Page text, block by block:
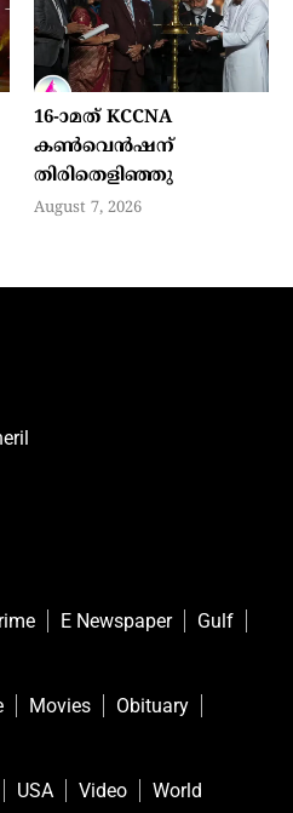
16-ാമത് KCCNA
കൺവെൻഷന്
തിരിതെളിഞ്ഞു
August 7, 2026
E Newspaper
Gulf
Movies
Obituary
USA Video World